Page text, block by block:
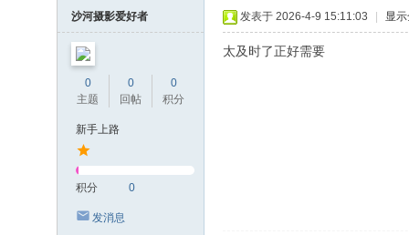
沙河摄影爱好者
0
主题
0
回帖
0
积分
新手上路
积分 0
发消息
发表于 2026-4-9 15:11:03 显
太及时了正好需要